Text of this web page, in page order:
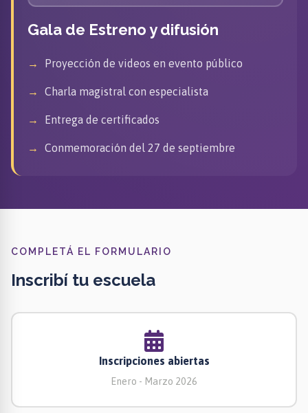
Gala de Estreno y difusión
Proyección de videos en evento público
Charla magistral con especialista
Entrega de certificados
Conmemoración del 27 de septiembre
COMPLETÁ EL FORMULARIO
Inscribí tu escuela
Inscripciones abiertas
Enero - Marzo 2026